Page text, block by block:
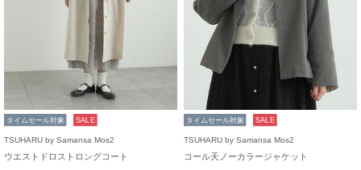
タイムセール対象 SALE
TSUHARU by Samansa Mos2
ウエストドロストロングコート
タイムセール対象 SALE
TSUHARU by Samansa Mos2
コール天ノーカラージャケット